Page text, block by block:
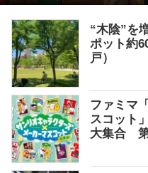
“木陰”を
ポット約
戸）
ファミマ
スコット
大集合 第